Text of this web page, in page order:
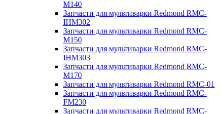
M140
Запчасти для мультиварки Redmond RMC-
IHM302
Запчасти для мультиварки Redmond RMC-
M150
Запчасти для мультиварки Redmond RMC-
IHM303
Запчасти для мультиварки Redmond RMC-
M170
Запчасти для мультиварки Redmond RMC-01
Запчасти для мультиварки Redmond RMC-
FM230
Запчасти для мультиварки Redmond RMC-